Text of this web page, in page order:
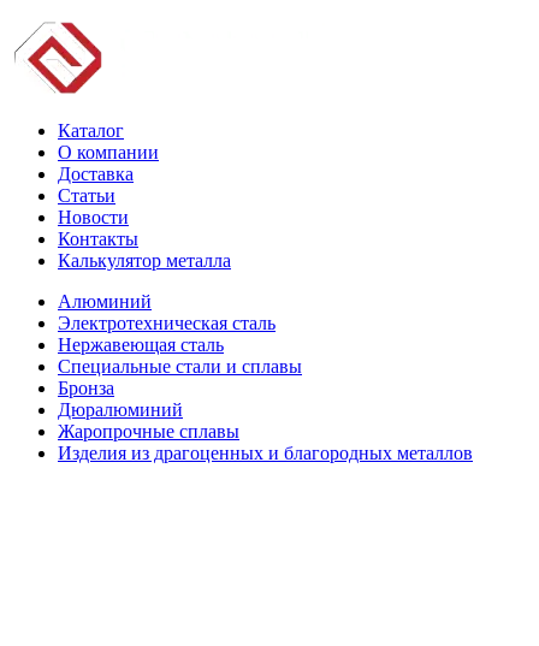
Каталог
О компании
Доставка
Статьи
Новости
Контакты
Калькулятор металла
Алюминий
Электротехническая сталь
Нержавеющая сталь
Специальные стали и сплавы
Бронза
Дюралюминий
Жаропрочные сплавы
Изделия из драгоценных и благородных металлов